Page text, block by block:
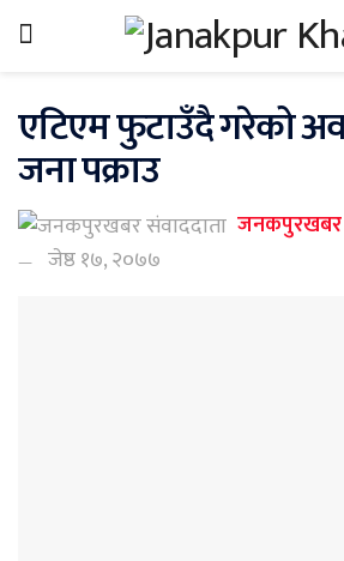
एटिएम फुटाउँदै गरेको
जना पक्राउ
जनकपुरखबर
जेष्ठ १७, २०७७